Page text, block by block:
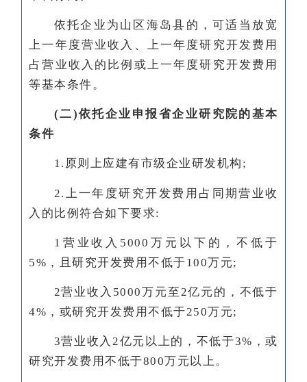
依托企业为山区海岛县的，可适当放宽
上一年度营业收入、上一年度研究开发费用
占营业收入的比例或上一年度研究开发费用
等基本条件。
(二)依托企业申报省企业研究院的基本
条件
1.原则上应建有市级企业研发机构;
2.上一年度研究开发费用占同期营业收
入的比例符合如下要求:
1营业收入5000万元以下的，不低于
5%，且研究开发费用不低于100万元;
2营业收入5000万元至2亿元的，不低于
4%，或研究开发费用不低于250万元;
3营业收入2亿元以上的，不低于3%，或
研究开发费用不低于800万元以上。